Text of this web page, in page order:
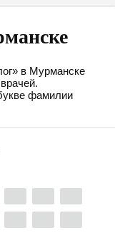
в Мурманске
фамилии